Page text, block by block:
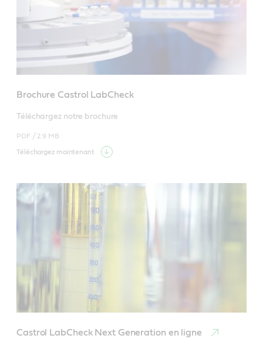
Brochure Castrol LabCheck
Téléchargez notre brochure
PDF / 2.9 MB
Téléchargez maintenant
Castrol LabCheck Next Generation en ligne